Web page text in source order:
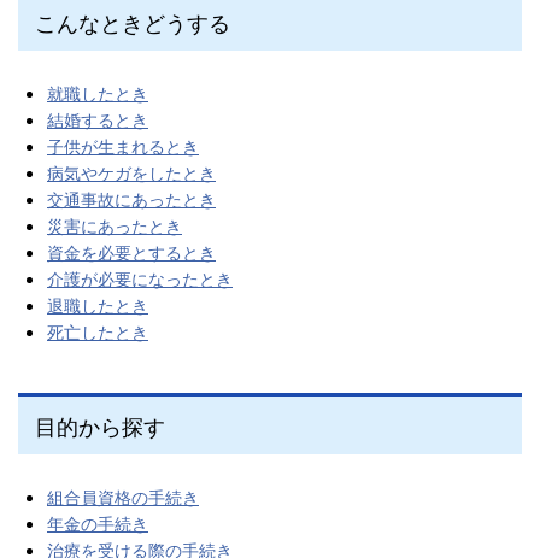
こんなときどうする
就職したとき
結婚するとき
子供が生まれるとき
病気やケガをしたとき
交通事故にあったとき
災害にあったとき
資金を必要とするとき
介護が必要になったとき
退職したとき
死亡したとき
目的から探す
組合員資格の手続き
年金の手続き
治療を受ける際の手続き